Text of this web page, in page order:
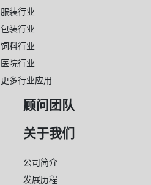
服装行业
包装行业
饲料行业
医院行业
更多行业应用
顾问团队
关于我们
公司简介
发展历程